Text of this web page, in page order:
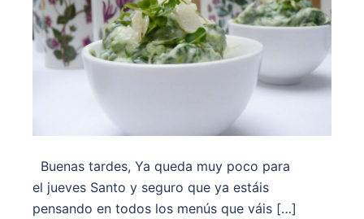
Buenas tardes, Ya queda muy poco para
el jueves Santo y seguro que ya estáis
pensando en todos los menús que váis […]